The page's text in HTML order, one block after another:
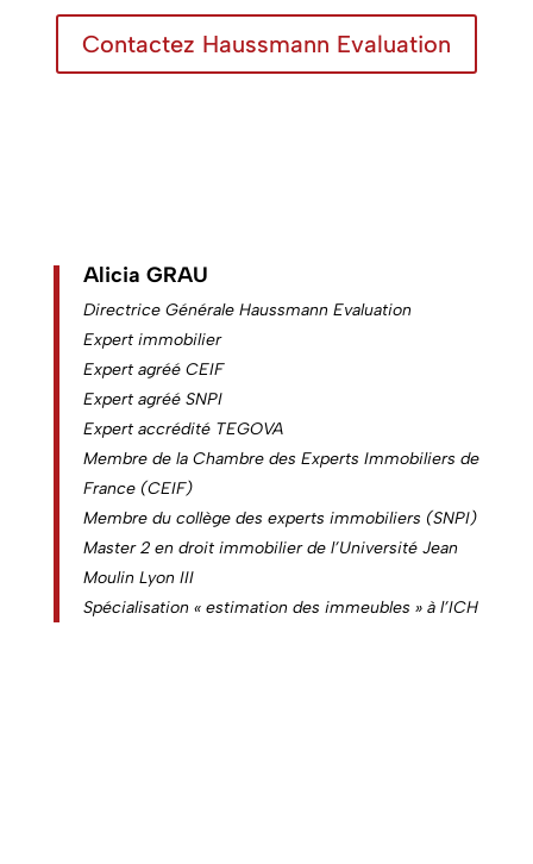
Contactez Haussmann Evaluation
Alicia GRAU
Directrice Générale Haussmann Evaluation
Expert immobilier
Expert agréé CEIF
Expert agréé SNPI
Expert accrédité TEGOVA
Membre de la Chambre des Experts Immobiliers de
France (CEIF)
Membre du collège des experts immobiliers (SNPI)
Master 2 en droit immobilier de l’Université Jean
Moulin Lyon III
Spécialisation « estimation des immeubles » à l’ICH